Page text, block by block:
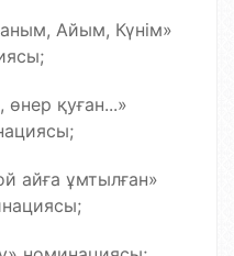
Айым, Күнім»
қуған...»
айға ұмтылған»